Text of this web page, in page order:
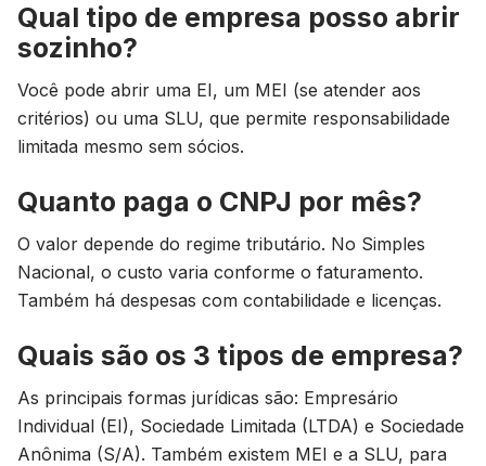
Qual tipo de empresa posso abrir
sozinho?
Você pode abrir uma EI, um MEI (se atender aos
critérios) ou uma SLU, que permite responsabilidade
limitada mesmo sem sócios.
Quanto paga o CNPJ por mês?
O valor depende do regime tributário. No Simples
Nacional, o custo varia conforme o faturamento.
Também há despesas com contabilidade e licenças.
Quais são os 3 tipos de empresa?
As principais formas jurídicas são: Empresário
Individual (EI), Sociedade Limitada (LTDA) e Sociedade
Anônima (S/A). Também existem MEI e a SLU, para